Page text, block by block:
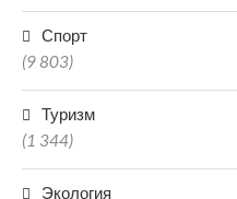
Спорт
(9 803)
Туризм
(1 344)
Экология